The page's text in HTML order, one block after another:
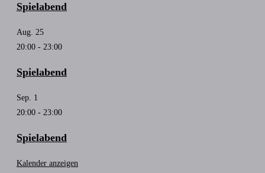
Spielabend
Aug. 25
20:00 - 23:00
Spielabend
Sep. 1
20:00 - 23:00
Spielabend
Kalender anzeigen